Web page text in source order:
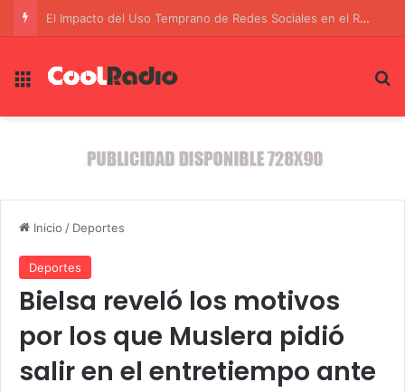
La polémica de Caputo y la crisis industrial en Argentina: Un giro inesperado en la política económica
Menú
Inicio / Deportes
Deportes
Bielsa reveló los motivos
por los que Muslera pidió
salir en el entretiempo ante